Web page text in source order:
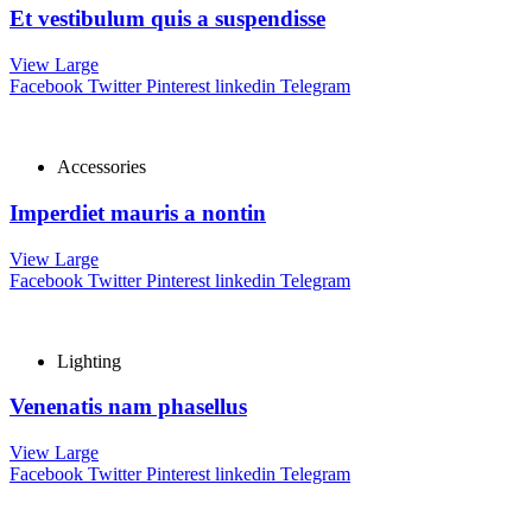
Et vestibulum quis a suspendisse
View Large
Facebook Twitter Pinterest linkedin Telegram
Accessories
Imperdiet mauris a nontin
View Large
Facebook Twitter Pinterest linkedin Telegram
Lighting
Venenatis nam phasellus
View Large
Facebook Twitter Pinterest linkedin Telegram